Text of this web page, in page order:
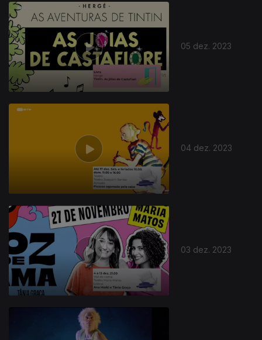
05 dez. 2023
04 dez. 2023
732359
03 dez. 2023